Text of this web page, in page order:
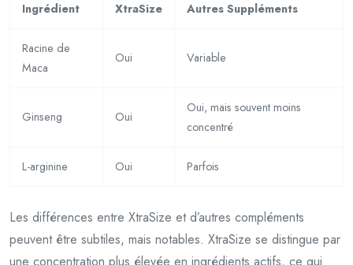
Ingrédient XtraSize Autres Suppléments
Racine de
Maca
Oui Variable
Ginseng Oui
Oui, mais souvent moins
concentré
L-arginine Oui Parfois
Les différences entre XtraSize et d’autres compléments
peuvent être subtiles, mais notables. XtraSize se distingue par